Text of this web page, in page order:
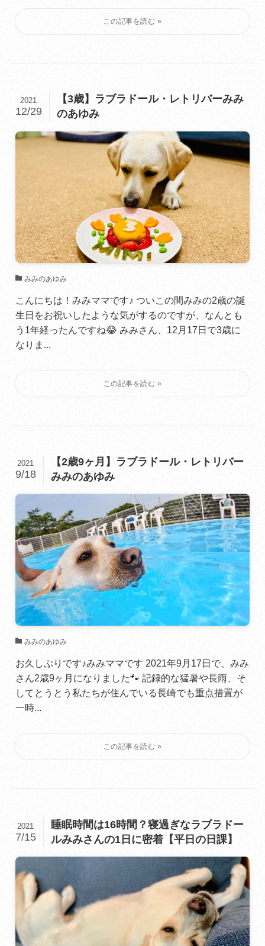
【3歳】ラブラドール・レトリバーみみ
のあゆみ
2021
12/29
みみのあゆみ
こんにちは！みみママです♪ ついこの間みみの2歳の誕
生日をお祝いしたような気がするのですが、なんとも
う1年経ったんですね😂 みみさん、12月17日で3歳に
なりま...
【2歳9ヶ月】ラブラドール・レトリバー
みみのあゆみ
2021
9/18
みみのあゆみ
お久しぶりです♪みみママです 2021年9月17日で、みみ
さん2歳9ヶ月になりました🐾 記録的な猛暑や長雨、そ
してとうとう私たちが住んでいる長崎でも重点措置が
一時...
睡眠時間は16時間？寝過ぎなラブラドー
ルみみさんの1日に密着【平日の日課】
2021
7/15